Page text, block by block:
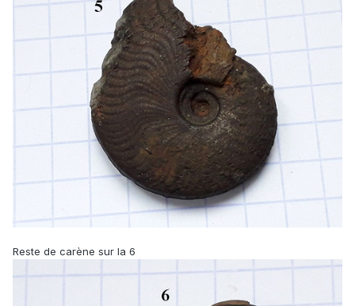
Reste de carène sur la 6